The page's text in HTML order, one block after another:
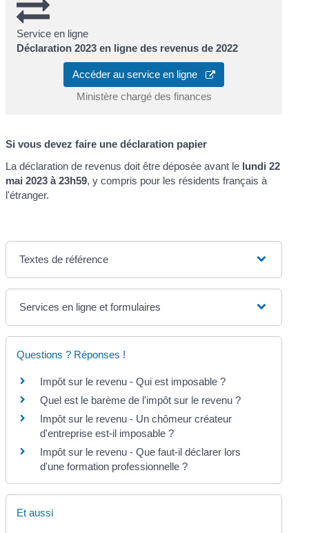
Service en ligne
Déclaration 2023 en ligne des revenus de 2022
Accéder au service en ligne
Ministère chargé des finances
Si vous devez faire une déclaration papier
La déclaration de revenus doit être déposée avant le lundi 22
mai 2023 à 23h59, y compris pour les résidents français à
l'étranger.
Textes de référence
Services en ligne et formulaires
Questions ? Réponses !
Impôt sur le revenu - Qui est imposable ?
Quel est le barème de l'impôt sur le revenu ?
Impôt sur le revenu - Un chômeur créateur
d'entreprise est-il imposable ?
Impôt sur le revenu - Que faut-il déclarer lors
d'une formation professionnelle ?
Et aussi